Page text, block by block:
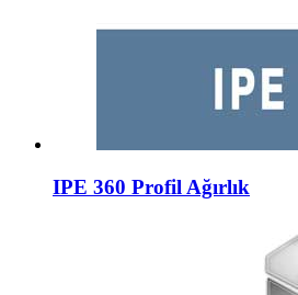
IPE 360 Profil Ağırlık